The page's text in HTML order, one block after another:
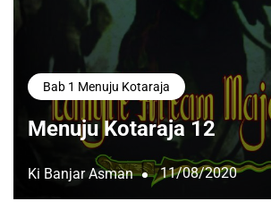
Bab 1 Menuju Kotaraja
Menuju Kotaraja 12
Ki Banjar Asman 11/08/2020